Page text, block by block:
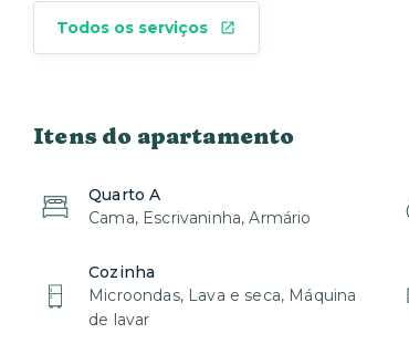
Todos os serviços
Itens do apartamento
Quarto A
Cama, Escrivaninha, Armário
Cozinha
Microondas, Lava e seca, Máquina
de lavar